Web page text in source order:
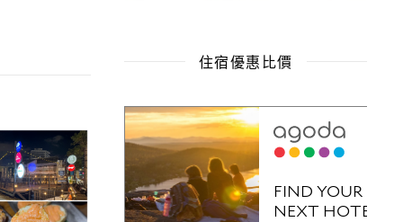
住宿優惠比價